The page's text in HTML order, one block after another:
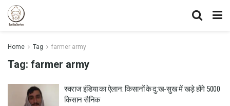
Home Tag farmer army
Tag: farmer army
स्वराज इंडिया का ऐलान: किसानों के दु:ख-सुख में खड़े होंगे 5000
किसान सैनिक